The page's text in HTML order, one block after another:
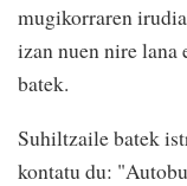
mugikorraren
izan nuen nire
batek.
Suhiltzaile batek
kontatu du: